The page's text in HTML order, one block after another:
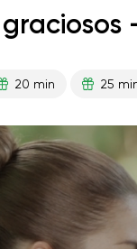
20 min 25